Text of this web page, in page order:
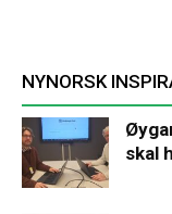
NYNORSK
skal